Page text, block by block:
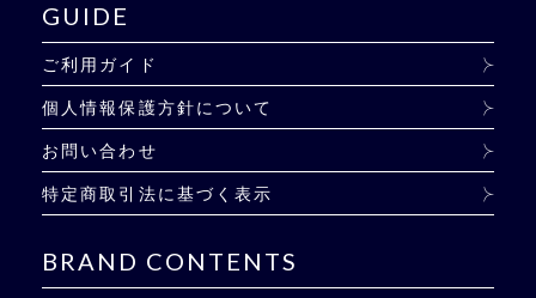
GUIDE
ご利用ガイド
個人情報保護方針について
お問い合わせ
特定商取引法に基づく表示
BRAND CONTENTS